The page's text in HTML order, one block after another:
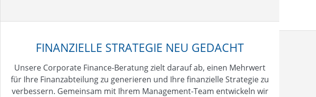
FINANZIELLE STRATEGIE NEU GEDACHT
Unsere Corporate Finance-Beratung zielt darauf ab, einen Mehrwert
für Ihre Finanzabteilung zu generieren und Ihre finanzielle Strategie zu
verbessern. Gemeinsam mit Ihrem Management-Team entwickeln wir